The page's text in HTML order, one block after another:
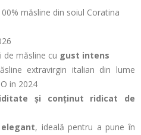
măsline din soiul Coratina
măsline cu gust intens
extravirgin italian din lume
in 2024
și conținut ridicat de
, ideală pentru a pune în